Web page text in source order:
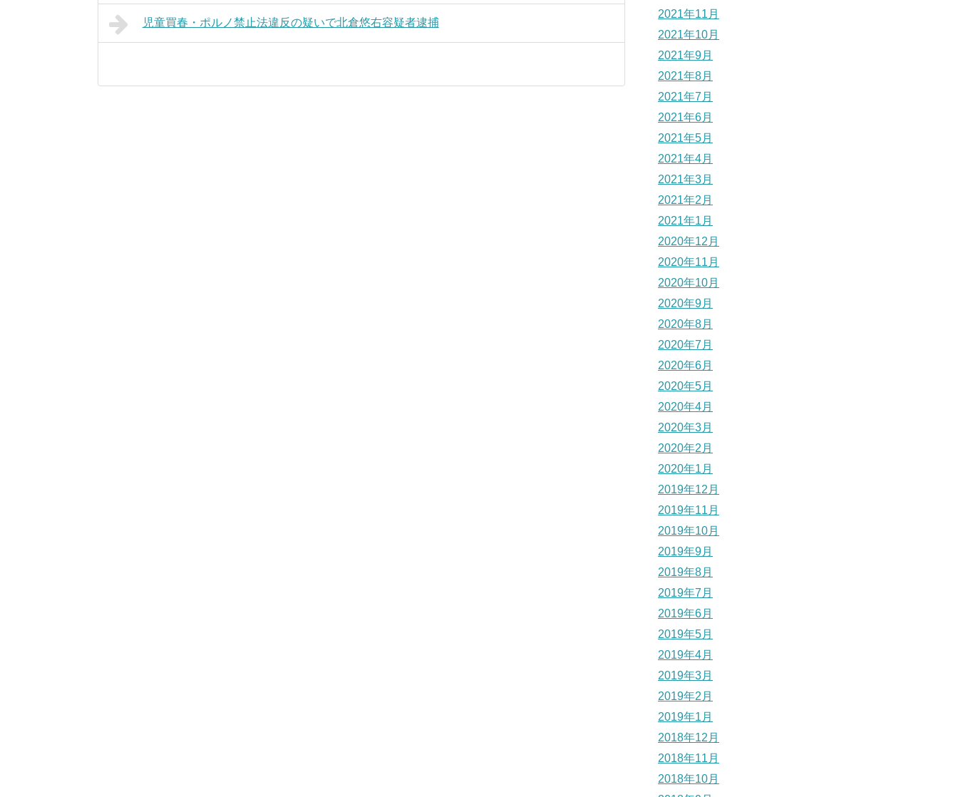
児童買春・ポルノ禁止法違反の疑いで北倉悠右容疑者逮捕
2021年11月
2021年10月
2021年9月
2021年8月
2021年7月
2021年6月
2021年5月
2021年4月
2021年3月
2021年2月
2021年1月
2020年12月
2020年11月
2020年10月
2020年9月
2020年8月
2020年7月
2020年6月
2020年5月
2020年4月
2020年3月
2020年2月
2020年1月
2019年12月
2019年11月
2019年10月
2019年9月
2019年8月
2019年7月
2019年6月
2019年5月
2019年4月
2019年3月
2019年2月
2019年1月
2018年12月
2018年11月
2018年10月